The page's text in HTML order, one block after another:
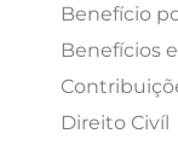
Benefício
Benefícios
Direito Civíl